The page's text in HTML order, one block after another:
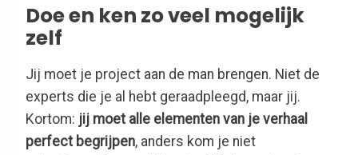
Doe en ken zo veel mogelijk
zelf
Jij moet je project aan de man brengen. Niet de
experts die je al hebt geraadpleegd, maar jij.
Kortom: jij moet alle elementen van je verhaal
perfect begrijpen, anders kom je niet